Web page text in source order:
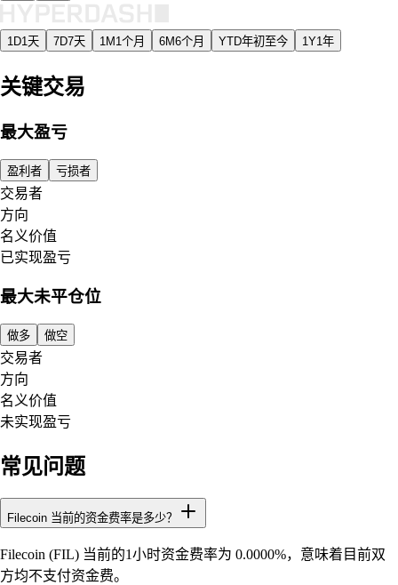
1D1天 7D7天 1M 1个月 6M6个月 YTD年初至今 1Y1年
关键交易
最大盈亏
盈利者 亏损者
交易者
方向
名义价值
已实现盈亏
最大未平仓位
做多 做空
交易者
方向
名义价值
未实现盈亏
常见问题
Filecoin 当前的资金费率是多少？
Filecoin (FIL) 当前的1小时资金费率为 0.0000%，意味着目前双
方均不支付资金费。